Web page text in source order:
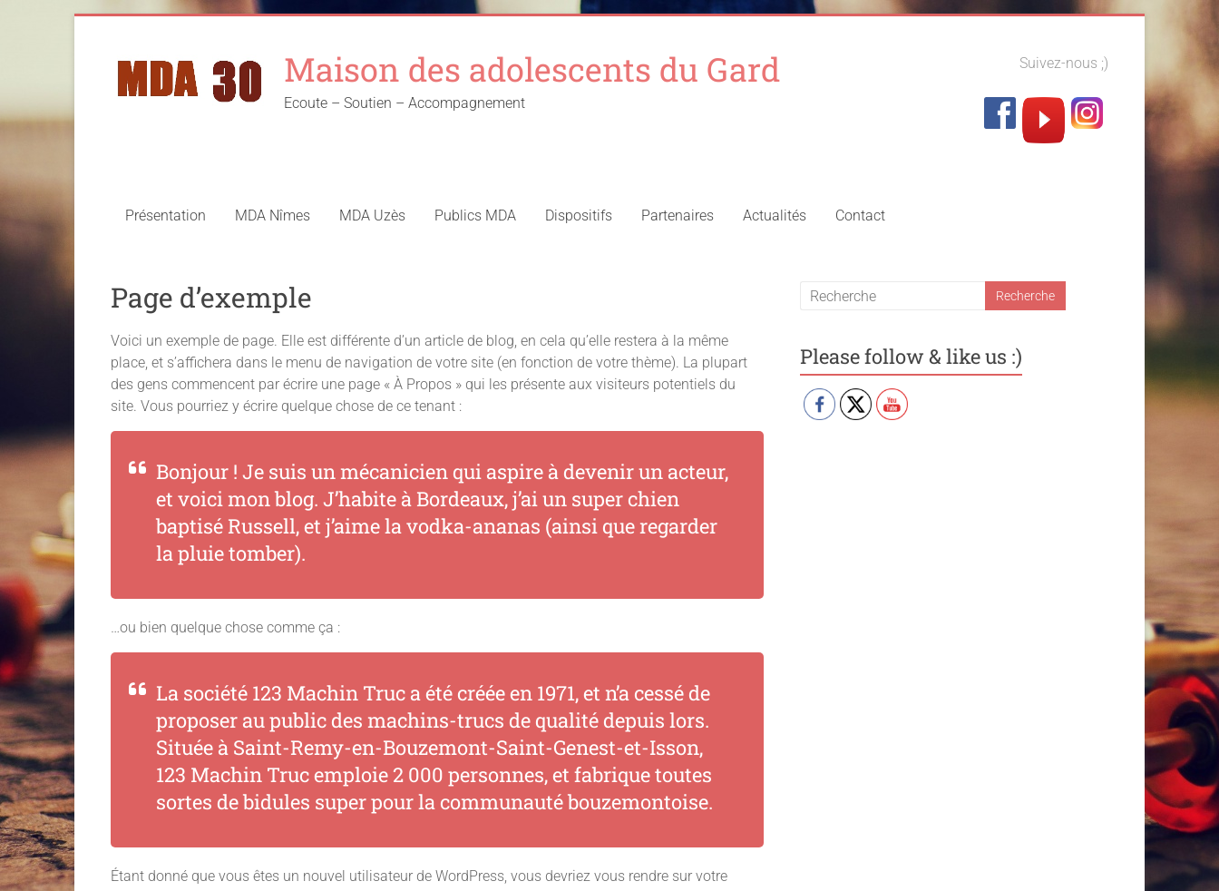
content
Maison des adolescents du Gard
Ecoute – Soutien – Accompagnement
Suivez-nous ;)
Présentation MDA Nîmes MDA Uzès Publics MDA Dispositifs Partenaires Actualités Contact
Page d’exemple
Voici un exemple de page. Elle est différente d’un article de blog, en cela qu’elle restera à la même
place, et s’affichera dans le menu de navigation de votre site (en fonction de votre thème). La plupart
des gens commencent par écrire une page « À Propos » qui les présente aux visiteurs potentiels du
site. Vous pourriez y écrire quelque chose de ce tenant :
Bonjour ! Je suis un mécanicien qui aspire à devenir un acteur,
et voici mon blog. J’habite à Bordeaux, j’ai un super chien
baptisé Russell, et j’aime la vodka-ananas (ainsi que regarder
la pluie tomber).
…ou bien quelque chose comme ça :
La société 123 Machin Truc a été créée en 1971, et n’a cessé de
proposer au public des machins-trucs de qualité depuis lors.
Située à Saint-Remy-en-Bouzemont-Saint-Genest-et-Isson,
123 Machin Truc emploie 2 000 personnes, et fabrique toutes
sortes de bidules super pour la communauté bouzemontoise.
Étant donné que vous êtes un nouvel utilisateur de WordPress, vous devriez vous rendre sur votre
Please follow & like us :)